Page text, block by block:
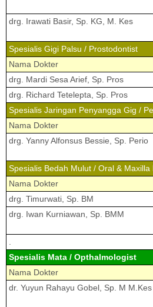
drg. Irawati Basir, Sp. KG, M. Kes
Spesialis Gigi Palsu / Prostodontist
Nama Dokter
drg. Mardi Sesa Arief, Sp. Pros
drg. Richard Tetelepta, Sp. Pros
Spesialis Jaringan Penyangga Gig /
Nama Dokter
drg. Yanny Alfonsus Bessie, Sp. Perio
Spesialis Bedah Mulut / Oral & Maxilla
Nama Dokter
drg. Timurwati, Sp. BM
drg. Iwan Kurniawan, Sp. BMM
Spesialis Mata / Opthalmologist
Nama Dokter
dr. Yuyun Rahayu Gobel, Sp. M M.Kes